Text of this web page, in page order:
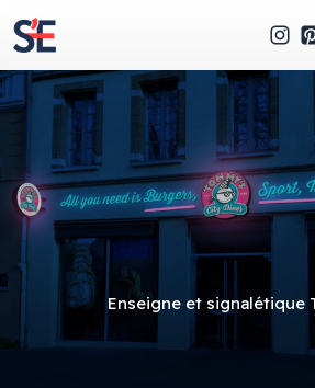
Enseigne et signalétique